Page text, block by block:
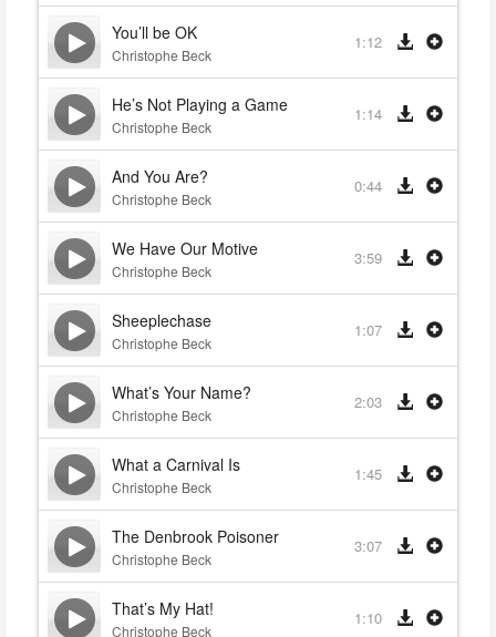
You’ll be OK
Christophe Beck
1:12
He’s Not Playing a Game
Christophe Beck
1:14
And You Are?
Christophe Beck
0:44
We Have Our Motive
Christophe Beck
3:59
Sheeplechase
Christophe Beck
1:07
What’s Your Name?
Christophe Beck
2:03
What a Carnival Is
Christophe Beck
1:45
The Denbrook Poisoner
Christophe Beck
3:07
That’s My Hat!
Christophe Beck
1:10